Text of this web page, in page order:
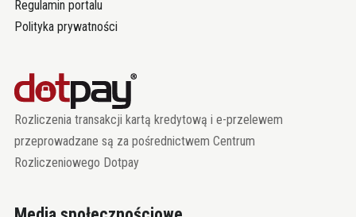
Regulamin portalu
Polityka prywatności
Rozliczenia transakcji kartą kredytową i e-przelewem
przeprowadzane są za pośrednictwem Centrum
Rozliczeniowego Dotpay